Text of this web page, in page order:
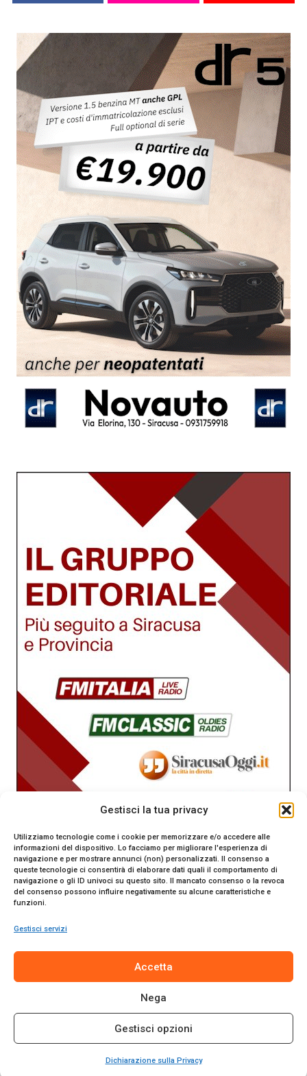
Gestisci la tua privacy
Utilizziamo tecnologie come i cookie per memorizzare e/o accedere alle
informazioni del dispositivo. Lo facciamo per migliorare l'esperienza di
navigazione e per mostrare annunci (non) personalizzati. Il consenso a
queste tecnologie ci consentirà di elaborare dati quali il comportamento di
navigazione o gli ID univoci su questo sito. Il mancato consenso o la revoca
del consenso possono influire negativamente su alcune caratteristiche e
funzioni.
Gestisci servizi
Accetta
Nega
Gestisci opzioni
Dichiarazione sulla Privacy
Tribunale di Siracusa. Direttore responsabile Gianni Catania.
© 2024 Promo Italia S.r.l. Tutti i diritti riservati. | Sito web
realizzato daWeb-Arte.it
Cookie Policy|Termini e Condizioni